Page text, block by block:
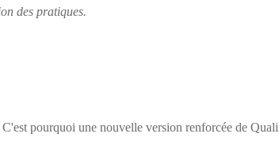
des pratiques.
pourquoi une nouvelle version renforcée de